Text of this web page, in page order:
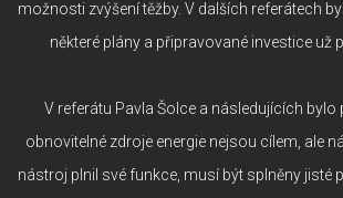
možnosti zvýšení těžby. V dalších referátech
některé plány a připravované investice už
V referátu Pavla Šolce a následujících bylo
obnovitelné zdroje energie nejsou cílem, ale
nástroj plnil své funkce, musí být splněny jisté